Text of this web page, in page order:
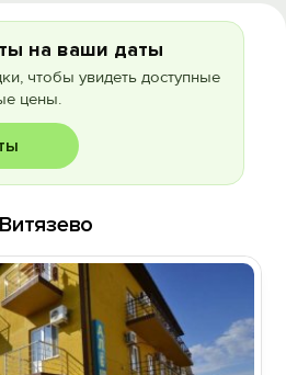
на ваши даты
чтобы увидеть доступные
цены.